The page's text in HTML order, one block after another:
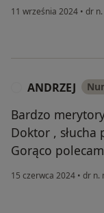
11 września 2024 • dr
ANDRZEJ
Bardzo
Doktor , słucha
Gorąco polecam
15 czerwca 2024 • dr n.